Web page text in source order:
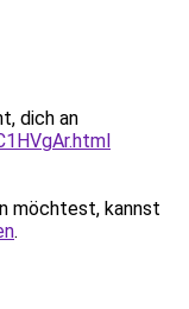
dich an
möchtest, kannst
.